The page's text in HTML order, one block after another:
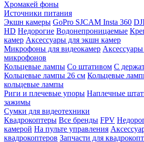
Хромакей фоны
Источники питания
Экшн камеры GoPro SJCAM Insta 360
HD Недорогие Водонепроницаемые
камер Аксессуары для экшн камер
Микрофоны для видеокамер
микрофонов
Кольцевые лампы Со штативом C
Кольцевые лампы 26 см Кольцевые
кольцевые лампы
Риги и плечевые упоры Наплечные
зажимы
Сумки для видеотехники
Квадрокоптеры Все бренды FPV
камерой На пульте управления
квадрокоптеров Запчасти для